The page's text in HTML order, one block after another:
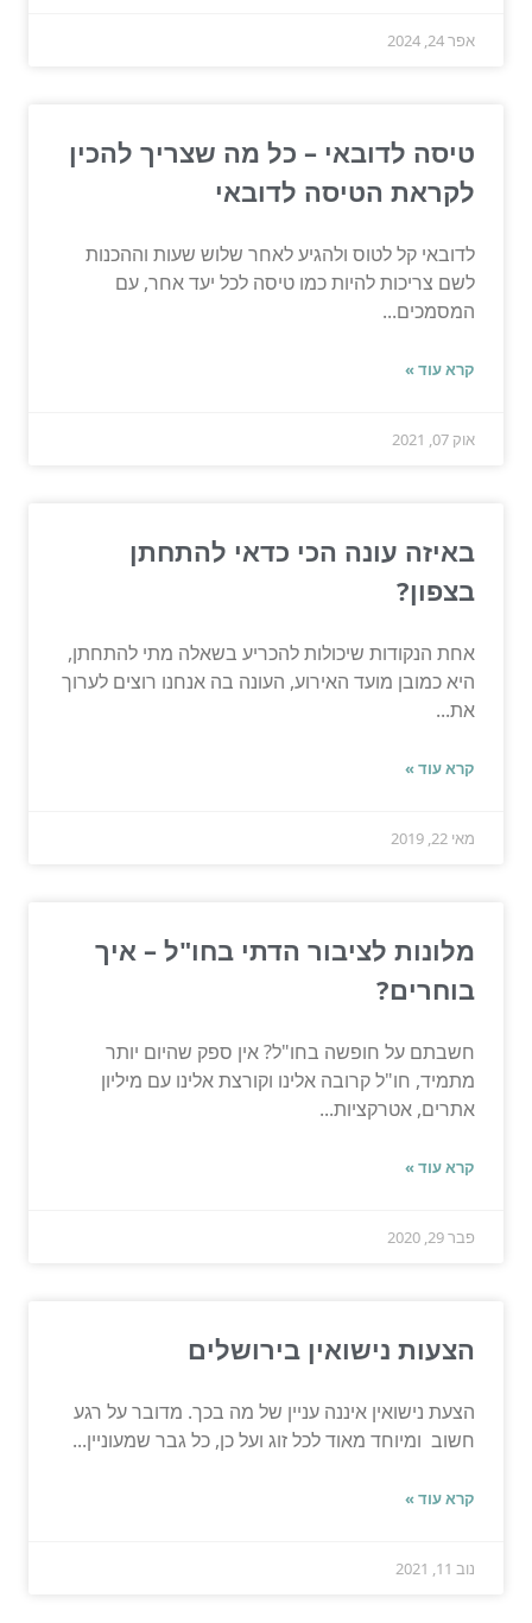
אפר 24, 2024
טיסה לדובאי – כל מה שצריך להכין
לקראת הטיסה לדובאי
לדובאי קל לטוס ולהגיע לאחר שלוש שעות וההכנות
לשם צריכות להיות כמו טיסה לכל יעד אחר, עם
המסמכים...
קרא עוד »
אוק 07, 2021
באיזה עונה הכי כדאי להתחתן
בצפון?
אחת הנקודות שיכולות להכריע בשאלה מתי להתחתן,
היא כמובן מועד האירוע, העונה בה אנחנו רוצים לערוך
את...
קרא עוד »
מאי 22, 2019
מלונות לציבור הדתי בחו"ל – איך
בוחרים?
חשבתם על חופשה בחו"ל? אין ספק שהיום יותר
מתמיד, חו"ל קרובה אלינו וקורצת אלינו עם מיליון
אתרים, אטרקציות...
קרא עוד »
פבר 29, 2020
הצעות נישואין בירושלים
הצעת נישואין איננה עניין של מה בכך. מדובר על רגע
חשוב ומיוחד מאוד לכל זוג ועל כן, כל גבר שמעוניין...
קרא עוד »
נוב 11, 2021